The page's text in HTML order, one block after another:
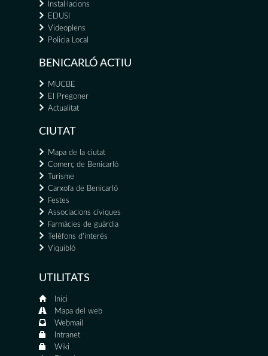
Instal·lacions
EDUSI
Videoplens
Policia Local
BENICARLÓ ACTIU
MUCBE
El Pregoner
Actualitat
CIUTAT
Mapa de la ciutat
Comerç de Benicarló
Turisme
Carxofa de Benicarló
Festes
Associacions cíviques
Farmàcies de guàrdia
Telèfons d'interés
Viquibló
UTILITATS
Inici
Mapa del web
Webmail
Intranet
Wiki